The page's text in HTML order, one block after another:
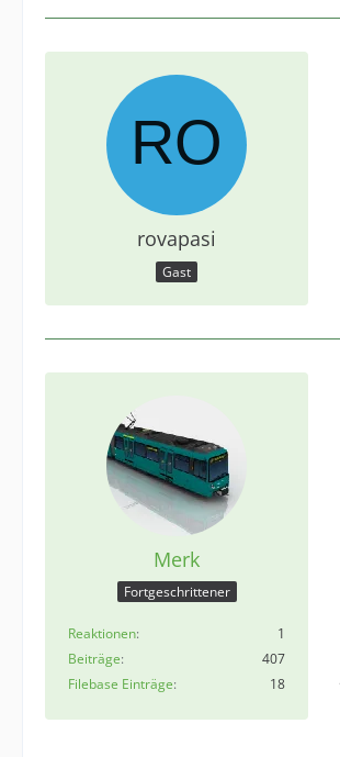
rovapasi
Gast
Merk
Fortgeschrittener
Reaktionen
1
Beiträge
407
Filebase Einträge
18